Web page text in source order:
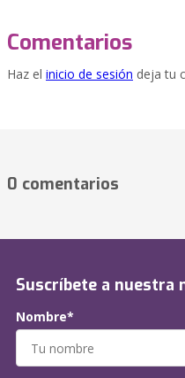
Comentarios
Haz el inicio de sesión deja tu
0 comentarios
Suscríbete a nuestra
Nombre*